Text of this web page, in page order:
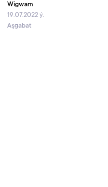
Wigwam
19.07.2022 ý.
Aşgabat